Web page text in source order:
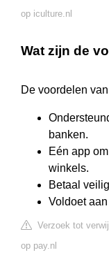
op iculture.nl
Wat zijn de
De voordelen
banken.
Eén app
winkels.
Betaal
Voldoet
Verzoek tot
op pay.nl